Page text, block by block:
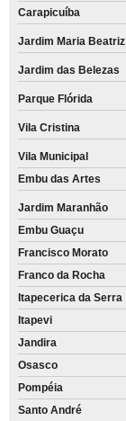
Carapicuíba
Jardim Maria Beatriz
Jardim das Belezas
Parque Flórida
Vila Cristina
Vila Municipal
Embu das Artes
Jardim Maranhão
Embu Guaçu
Francisco Morato
Franco da Rocha
Itapecerica da Serra
Itapevi
Jandira
Osasco
Pompéia
Santo André